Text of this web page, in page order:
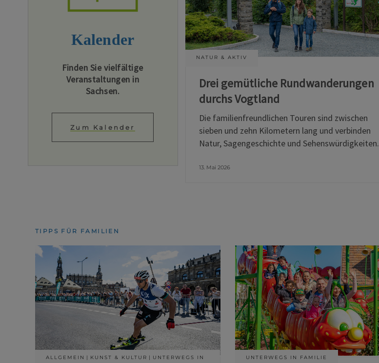
Kalender
Finden Sie vielfältige
Veranstaltungen in
Sachsen.
Zum Kalender
NATUR & AKTIV
Drei gemütliche Rundwanderungen
durchs Vogtland
Die familienfreundlichen Touren sind zwischen
sieben und zehn Kilometern lang und verbinden
Natur, Sagengeschichte und Sehenswürdigkeiten.
13. Mai 2026
TIPPS FÜR FAMILIEN
ALLGEMEIN KUNST & KULTUR
UNTERWEGS IN
UNTERWEGS IN FAMILIE